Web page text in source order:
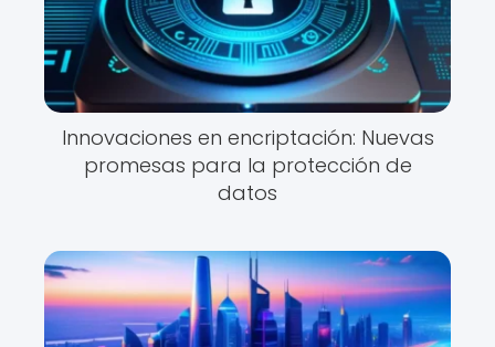
Innovaciones en encriptación: Nuevas
promesas para la protección de
datos